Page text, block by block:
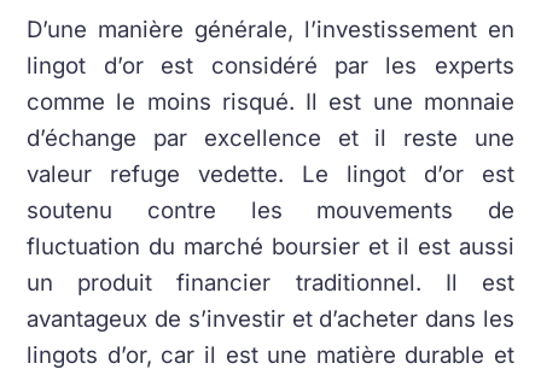
D’une manière générale, l’investissement en
lingot d’or est considéré par les experts
comme le moins risqué. Il est une monnaie
d’échange par excellence et il reste une
valeur refuge vedette. Le lingot d’or est
soutenu contre les mouvements de
fluctuation du marché boursier et il est aussi
un produit financier traditionnel. Il est
avantageux de s’investir et d’acheter dans les
lingots d’or, car il est une matière durable et